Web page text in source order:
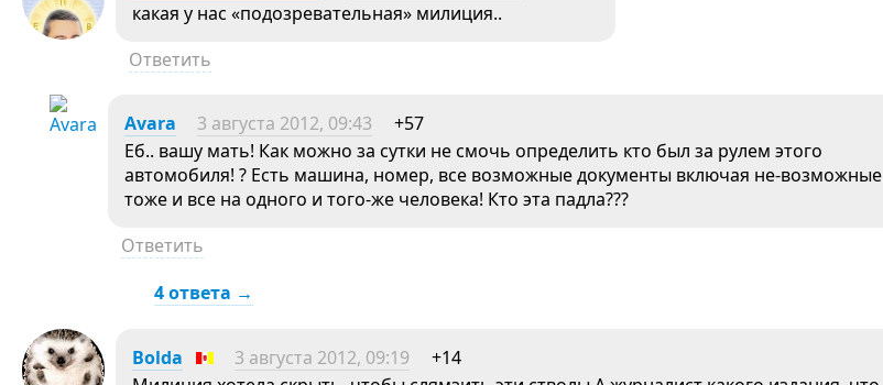
какая у нас «подозревательная» милиция..
Ответить
Avara 3 августа 2012, 09:43
+57
Еб.. вашу мать! Как можно за сутки не смочь определить кто был за рулем этого
автомобиля! ? Есть машина, номер, все возможные документы включая не-возможные
тоже и все на одного и того-же человека! Кто эта падла???
Ответить
4 ответа →
Bolda 3 августа 2012, 09:19
+14